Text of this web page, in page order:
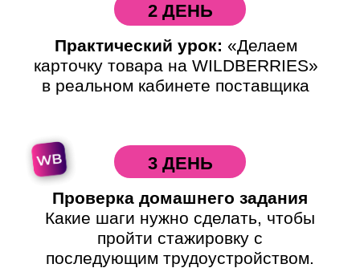
2 ДЕНЬ
3 ДЕНЬ
Практический урок: «Делаем
карточку товара на WILDBERRIES»
в реальном кабинете поставщика
Проверка домашнего задания
Какие шаги нужно сделать, чтобы
пройти стажировку с
последующим трудоустройством.